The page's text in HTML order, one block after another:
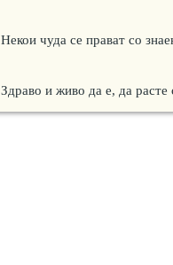
Некои чуда се прават со
Здраво и живо да е, да расте